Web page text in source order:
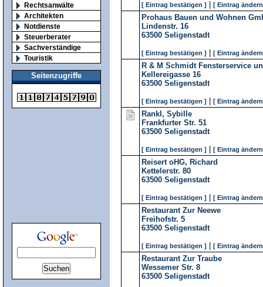
Rechtsanwälte
Architekten
Notdienste
Steuerberater
Sachverständige
Touristik
Seitenzugriffe
[ Eintrag bestätigen ] [ Eintrag
Prohaus Bauen und Wohnen
Lindenstr. 16
63500 Seligenstadt
[ Eintrag bestätigen ] [ Eintrag
R & M Schmidt Fensterservice
Kellereigasse 16
63500 Seligenstadt
[ Eintrag bestätigen ] [ Eintrag
Rankl, Sybille
Frankfurter Str. 51
63500 Seligenstadt
[ Eintrag bestätigen ] [ Eintrag
Reisert oHG, Richard
Kettelerstr. 80
63500 Seligenstadt
[ Eintrag bestätigen ] [ Eintrag
Restaurant Zur Neewe
Freihofstr. 5
63500 Seligenstadt
[ Eintrag bestätigen ] [ Eintrag
Restaurant Zur Traube
Wessemer Str. 8
63500 Seligenstadt